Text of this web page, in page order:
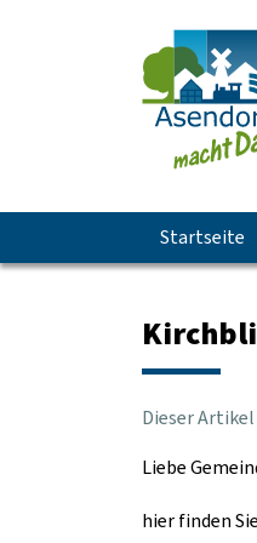
Navigation
überspringen
Startseite
Dieser
Liebe
hier finden